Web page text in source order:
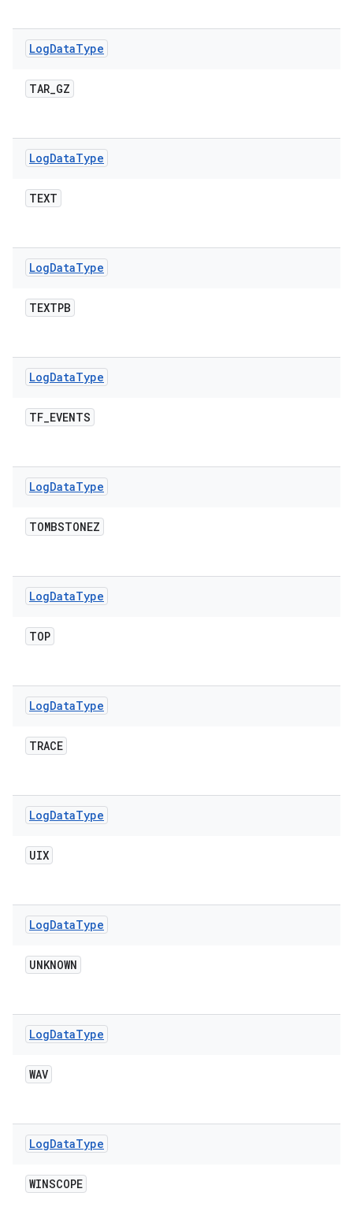
LogDataType
TAR_GZ
LogDataType
TEXT
LogDataType
TEXTPB
LogDataType
TF_EVENTS
LogDataType
TOMBSTONEZ
LogDataType
TOP
LogDataType
TRACE
LogDataType
UIX
LogDataType
UNKNOWN
LogDataType
WAV
LogDataType
WINSCOPE